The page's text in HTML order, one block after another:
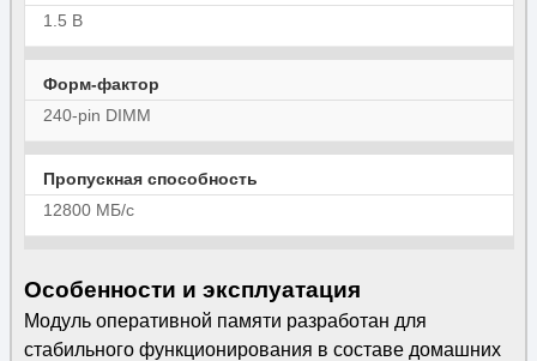
1.5 В
Форм-фактор
240-pin DIMM
Пропускная способность
12800 МБ/с
Особенности и эксплуатация
Модуль оперативной памяти разработан для
стабильного функционирования в составе домашних